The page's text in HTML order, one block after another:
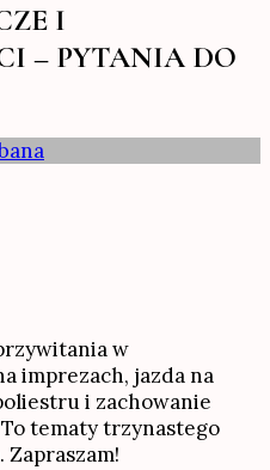
I
– PYTANIA DO
w
imprezach, jazda na
i zachowanie
tematy trzynastego
Zapraszam!